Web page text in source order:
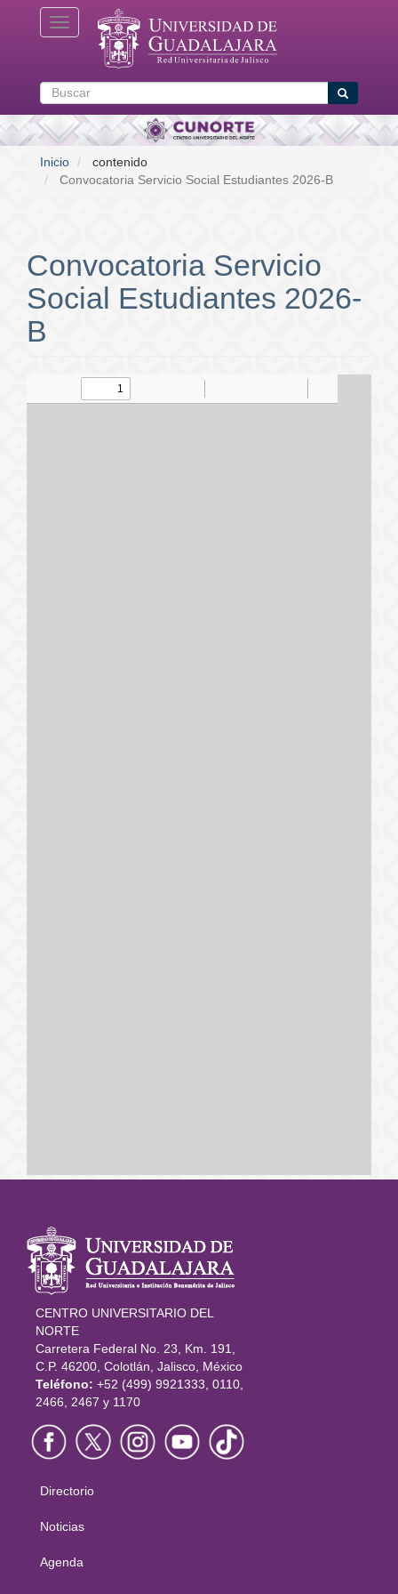
Toggle navigation
Buscar Buscar
Inicio
contenido
Convocatoria Servicio Social Estudiantes 2026-B
Convocatoria Servicio
Social Estudiantes 2026-
B
Información
del portal
CENTRO UNIVERSITARIO DEL
NORTE
Carretera Federal No. 23, Km. 191,
C.P. 46200, Colotlán, Jalisco, México
Teléfono: +52 (499) 9921333, 0110,
2466, 2467 y 1170
Menú
principal
Directorio
Noticias
Agenda